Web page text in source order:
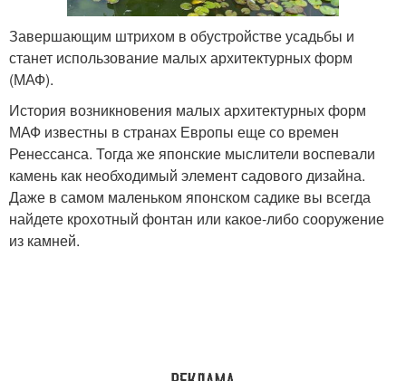
Завершающим штрихом в обустройстве усадьбы и
станет использование малых архитектурных форм
(МАФ).
История возникновения малых архитектурных форм
МАФ известны в странах Европы еще со времен
Ренессанса. Тогда же японские мыслители воспевали
камень как необходимый элемент садового дизайна.
Даже в самом маленьком японском садике вы всегда
найдете крохотный фонтан или какое-либо сооружение
из камней.